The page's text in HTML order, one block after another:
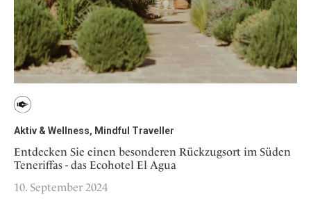
Aktiv & Wellness, Mindful Traveller
Entdecken Sie einen besonderen Rückzugsort im Süden
Teneriffas - das Ecohotel El Agua
10. September 2024